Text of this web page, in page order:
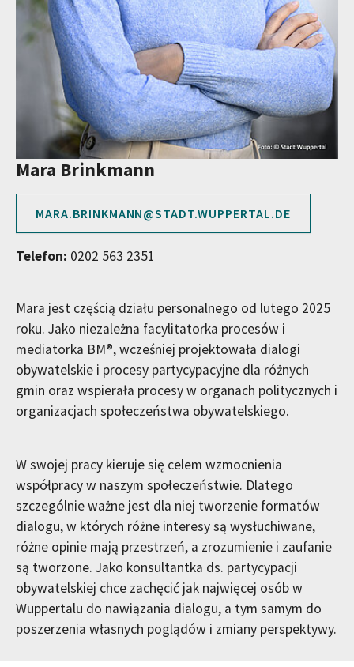
Mara Brinkmann
MARA.BRINKMANN@STADT.WUPPERTAL.DE
Telefon: 0202 563 2351
Mara jest częścią działu personalnego od lutego 2025
roku. Jako niezależna facylitatorka procesów i
mediatorka BM®, wcześniej projektowała dialogi
obywatelskie i procesy partycypacyjne dla różnych
gmin oraz wspierała procesy w organach politycznych i
organizacjach społeczeństwa obywatelskiego.
W swojej pracy kieruje się celem wzmocnienia
współpracy w naszym społeczeństwie. Dlatego
szczególnie ważne jest dla niej tworzenie formatów
dialogu, w których różne interesy są wysłuchiwane,
różne opinie mają przestrzeń, a zrozumienie i zaufanie
są tworzone. Jako konsultantka ds. partycypacji
obywatelskiej chce zachęcić jak najwięcej osób w
Wuppertalu do nawiązania dialogu, a tym samym do
poszerzenia własnych poglądów i zmiany perspektywy.